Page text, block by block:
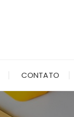
CONTATO